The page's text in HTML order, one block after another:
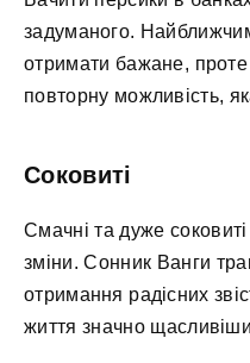
задуманого.
отримати бажане,
повторну можливість,
Соковиті
Смачні та дуже
зміни. Сонник Ванги
отримання радісних
життя значно